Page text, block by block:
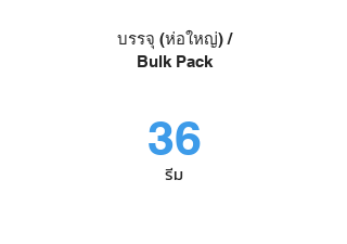
บรรจุ (ห่อใหญ่) /
Bulk Pack
36
รีม